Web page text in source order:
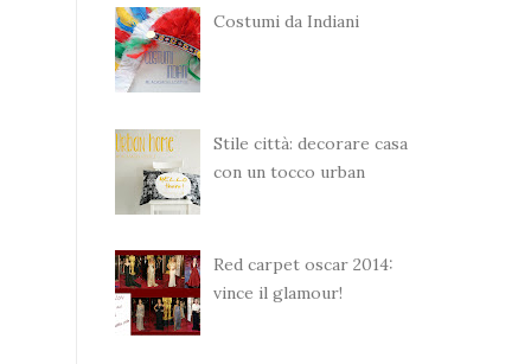
Costumi da Indiani
Stile città: decorare casa
con un tocco urban
Red carpet oscar 2014:
vince il glamour!